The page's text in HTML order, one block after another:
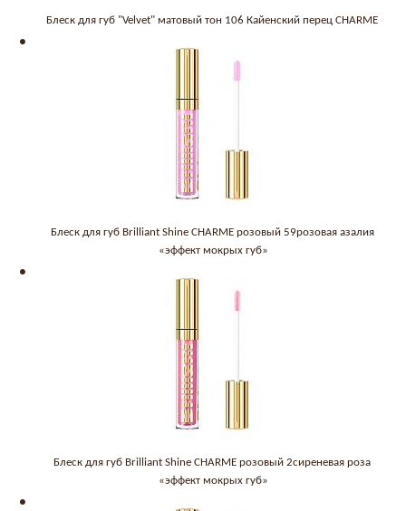
Блеск для губ "Velvet" матовый тон 106 Кайенский перец CHARME
Блеск для губ Brilliant Shine CHARME розовый 59розовая азалия
«эффект мокрых губ»
Блеск для губ Brilliant Shine CHARME розовый 2сиреневая роза
«эффект мокрых губ»